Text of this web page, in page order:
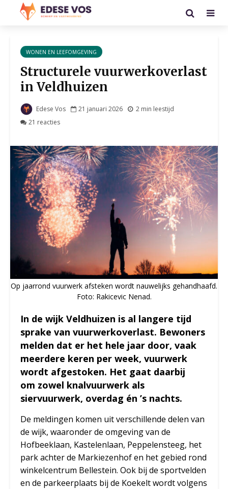
WONEN EN LEEFOMGEVING
Structurele vuurwerkoverlast
in Veldhuizen
Edese Vos 21 januari 2026
2 min leestijd
21 reacties
Op jaarrond vuurwerk afsteken wordt nauwelijks gehandhaafd.
Foto: Rakicevic Nenad.
In de wijk Veldhuizen is al langere tijd
sprake van vuurwerkoverlast. Bewoners
melden dat er het hele jaar door, vaak
meerdere keren per week, vuurwerk
wordt afgestoken. Het gaat daarbij
om zowel knalvuurwerk als
siervuurwerk, overdag én ’s nachts.
De meldingen komen uit verschillende delen van
de wijk, waaronder de omgeving van de
Hofbeeklaan, Kastelenlaan, Peppelensteeg, het
park achter de Markiezenhof en het gebied rond
winkelcentrum Bellestein. Ook bij de sportvelden
en de parkeerplaats bij de Koekelt wordt volgens